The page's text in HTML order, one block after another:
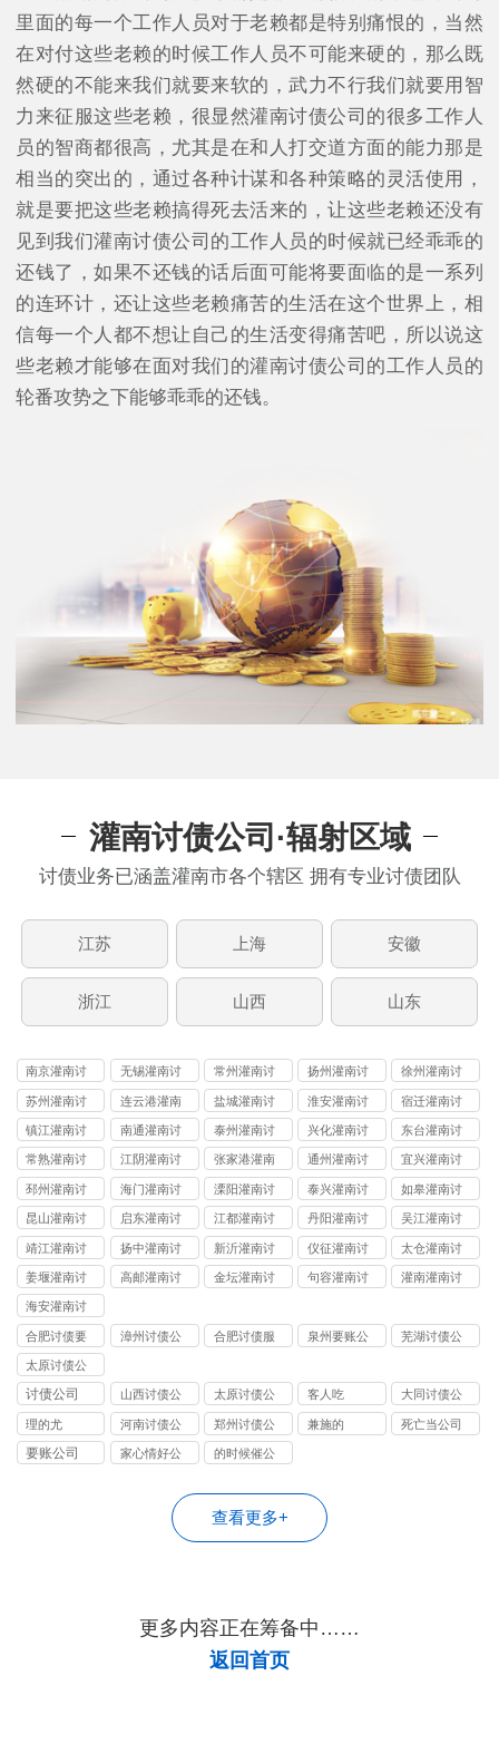
里面的每一个工作人员对于老赖都是特别痛恨的，当然
在对付这些老赖的时候工作人员不可能来硬的，那么既
然硬的不能来我们就要来软的，武力不行我们就要用智
力来征服这些老赖，很显然灌南讨债公司的很多工作人
员的智商都很高，尤其是在和人打交道方面的能力那是
相当的突出的，通过各种计谋和各种策略的灵活使用，
就是要把这些老赖搞得死去活来的，让这些老赖还没有
见到我们灌南讨债公司的工作人员的时候就已经乖乖的
还钱了，如果不还钱的话后面可能将要面临的是一系列
的连环计，还让这些老赖痛苦的生活在这个世界上，相
信每一个人都不想让自己的生活变得痛苦吧，所以说这
些老赖才能够在面对我们的灌南讨债公司的工作人员的
轮番攻势之下能够乖乖的还钱。
灌南讨债公司·辐射区域
讨债业务已涵盖灌南市各个辖区 拥有专业讨债团队
江苏 上海 安徽
浙江 山西 山东
南京灌南讨
债公司
无锡灌南讨
债公司
常州灌南讨
债公司
扬州灌南讨
债公司
徐州灌南讨
债公司
苏州灌南讨
债公司
连云港灌南
讨债公司
盐城灌南讨
债公司
淮安灌南讨
债公司
宿迁灌南讨
债公司
镇江灌南讨
债公司
南通灌南讨
债公司
泰州灌南讨
债公司
兴化灌南讨
债公司
东台灌南讨
债公司
常熟灌南讨
债公司
江阴灌南讨
债公司
张家港灌南
讨债公司
通州灌南讨
债公司
宜兴灌南讨
债公司
邳州灌南讨
债公司
海门灌南讨
债公司
溧阳灌南讨
债公司
泰兴灌南讨
债公司
如皋灌南讨
债公司
昆山灌南讨
债公司
启东灌南讨
债公司
江都灌南讨
债公司
丹阳灌南讨
债公司
吴江灌南讨
债公司
靖江灌南讨
债公司
扬中灌南讨
债公司
新沂灌南讨
债公司
仪征灌南讨
债公司
太仓灌南讨
债公司
姜堰灌南讨
债公司
高邮灌南讨
金坛灌南讨
句容灌南讨
灌南灌南讨
海安灌南讨
债公司
合肥讨债要
账公司
漳州讨债公
合肥讨债服
泉州要账公
芜湖讨债公
太原讨债公
司
讨债公司
山西讨债公
司
太原讨债公
司
客人吃
大同讨债公
司
理的尤
河南讨债公
司
郑州讨债公
司
兼施的 死亡当公司
要账公司
家心情好公
的时候催公
查看更多+
更多内容正在筹备中……
返回首页